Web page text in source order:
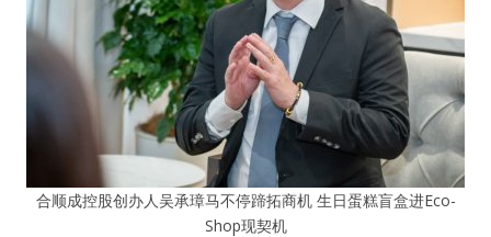
合顺成控股创办人吴承璋马不停蹄拓商机 生日蛋糕盲盒进Eco-
Shop现契机